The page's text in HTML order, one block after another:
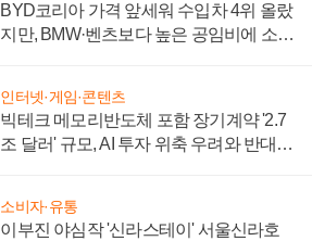
BYD코리아 가격 앞세워 수입차 4위 올랐
지만, BMW·벤츠보다 높은 공임비에 소비
인터넷·게임·콘텐츠
빅테크 메모리반도체 포함 장기계약 '2.7
조 달러' 규모, AI 투자 위축 우려와 반대
소비자·유통
이부진 야심작 '신라스테이' 서울신라호